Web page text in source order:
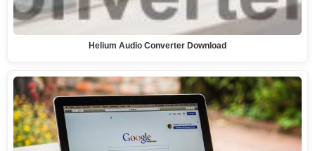
Helium Audio Converter Download